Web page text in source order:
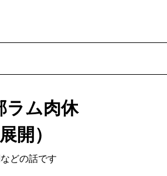
ラム肉休
開）
どの話です